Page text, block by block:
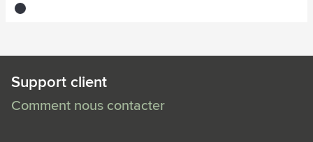
noir
Support client
Comment nous contacter